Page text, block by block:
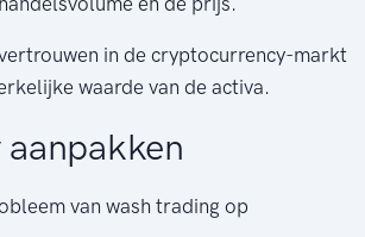
in de cryptocurrency-markt
waarde van de activa.
van wash trading op